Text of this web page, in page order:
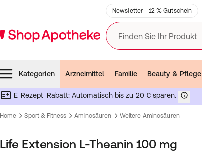
Newsletter - 12 % Gutschein
Finden Sie Ihr Produkt
Kategorien
Arzneimittel Familie Beauty & Pflege
E-Rezept-Rabatt: Automatisch bis zu 20 € sparen.
Home Sport & Fitness Aminosäuren Weitere Aminosäuren
Life Extension L-Theanin 100 mg